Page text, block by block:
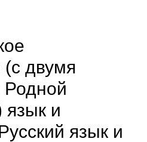
(с двумя
язык и
язык и